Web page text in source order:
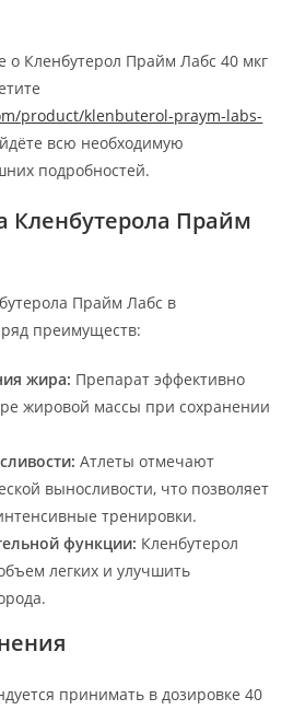
о Кленбутерол Прайм Лабс 40 мкг
product/klenbuterol-praym-labs-
всю необходимую
подробностей.
Кленбутерола Прайм
Прайм Лабс в
преимуществ:
жира: Препарат эффективно
жировой массы при сохранении
Атлеты отмечают
выносливости, что позволяет
тренировки.
функции: Кленбутерол
легких и улучшить
принимать в дозировке 40